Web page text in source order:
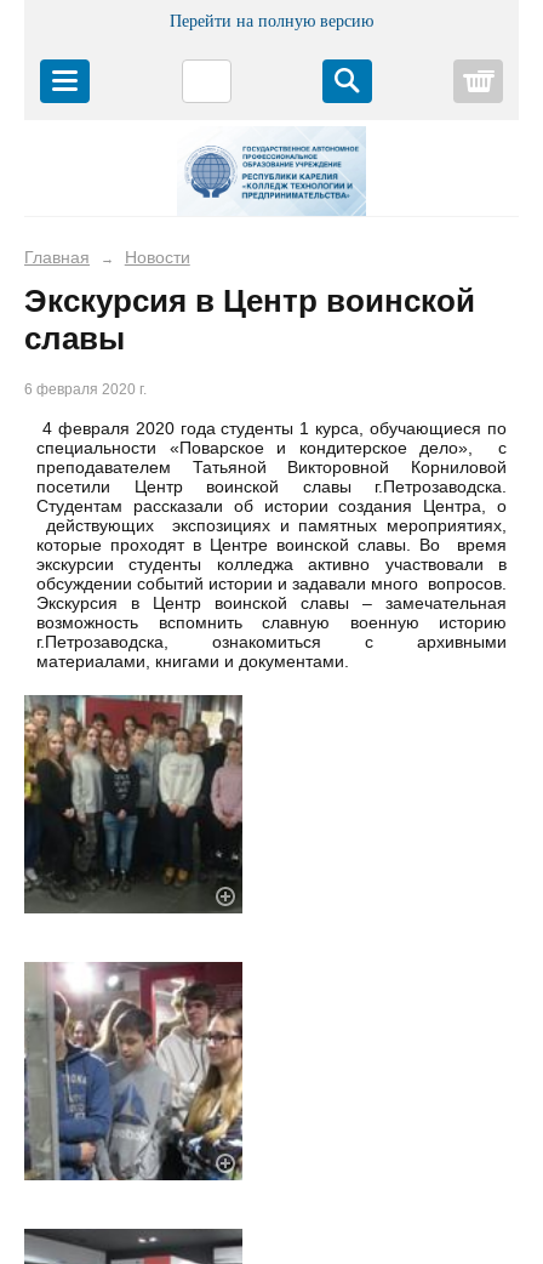
Перейти на полную версию
Главная → Новости
Экскурсия в Центр воинской
славы
6 февраля 2020 г.
4 февраля 2020 года студенты 1 курса, обучающиеся по
специальности «Поварское и кондитерское дело», с
преподавателем Татьяной Викторовной Корниловой
посетили Центр воинской славы г.Петрозаводска.
Студентам рассказали об истории создания Центра, о
действующих экспозициях и памятных мероприятиях,
которые проходят в Центре воинской славы. Во время
экскурсии студенты колледжа активно участвовали в
обсуждении событий истории и задавали много вопросов.
Экскурсия в Центр воинской славы – замечательная
возможность вспомнить славную военную историю
г.Петрозаводска, ознакомиться с архивными
материалами, книгами и документами.